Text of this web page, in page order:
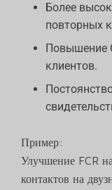
Более
повторных
Повышение
клиентов.
Пример:
Улучшение FCR
контактов на